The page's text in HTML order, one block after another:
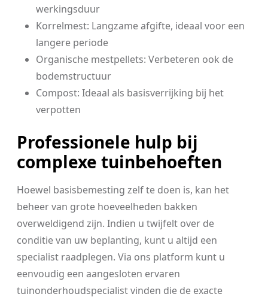
werkingsduur
Korrelmest: Langzame afgifte, ideaal voor een
langere periode
Organische mestpellets: Verbeteren ook de
bodemstructuur
Compost: Ideaal als basisverrijking bij het
verpotten
Professionele hulp bij
complexe tuinbehoeften
Hoewel basisbemesting zelf te doen is, kan het
beheer van grote hoeveelheden bakken
overweldigend zijn. Indien u twijfelt over de
conditie van uw beplanting, kunt u altijd een
specialist raadplegen. Via ons platform kunt u
eenvoudig een aangesloten ervaren
tuinonderhoudspecialist vinden die de exacte